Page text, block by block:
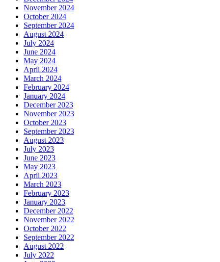
November 2024
October 2024
September 2024
August 2024
July 2024
June 2024
May 2024
April 2024
March 2024
February 2024
January 2024
December 2023
November 2023
October 2023
September 2023
August 2023
July 2023
June 2023
May 2023
April 2023
March 2023
February 2023
January 2023
December 2022
November 2022
October 2022
September 2022
August 2022
July 2022